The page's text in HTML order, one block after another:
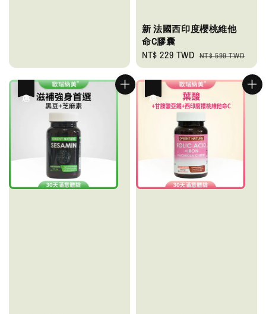
新 法國西印度櫻桃維他
命C膠囊
Sale
price
NT$ 229 TWD Regular
price
NT$ 599 TWD